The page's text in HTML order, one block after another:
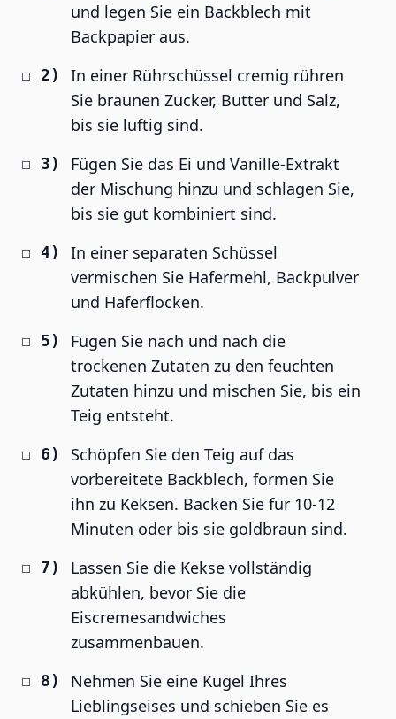
und legen Sie ein Backblech mit
Backpapier aus.
In einer Rührschüssel cremig rühren
Sie braunen Zucker, Butter und Salz,
bis sie luftig sind.
Fügen Sie das Ei und Vanille-Extrakt
der Mischung hinzu und schlagen Sie,
bis sie gut kombiniert sind.
In einer separaten Schüssel
vermischen Sie Hafermehl, Backpulver
und Haferflocken.
Fügen Sie nach und nach die
trockenen Zutaten zu den feuchten
Zutaten hinzu und mischen Sie, bis ein
Teig entsteht.
Schöpfen Sie den Teig auf das
vorbereitete Backblech, formen Sie
ihn zu Keksen. Backen Sie für 10-12
Minuten oder bis sie goldbraun sind.
Lassen Sie die Kekse vollständig
abkühlen, bevor Sie die
Eiscremesandwiches
zusammenbauen.
Nehmen Sie eine Kugel Ihres
Lieblingseises und schieben Sie es